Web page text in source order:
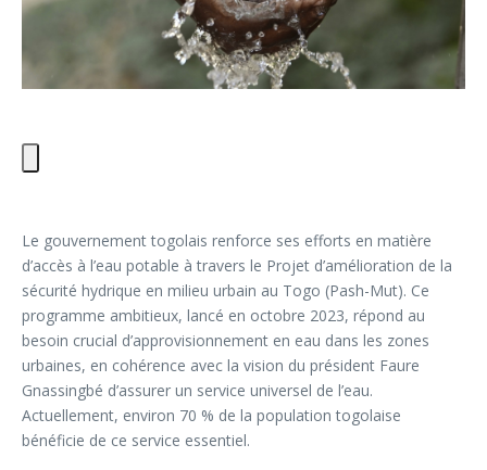
Le gouvernement togolais renforce ses efforts en matière
d’accès à l’eau potable à travers le Projet d’amélioration de la
sécurité hydrique en milieu urbain au Togo (Pash-Mut). Ce
programme ambitieux, lancé en octobre 2023, répond au
besoin crucial d’approvisionnement en eau dans les zones
urbaines, en cohérence avec la vision du président Faure
Gnassingbé d’assurer un service universel de l’eau.
Actuellement, environ 70 % de la population togolaise
bénéficie de ce service essentiel.